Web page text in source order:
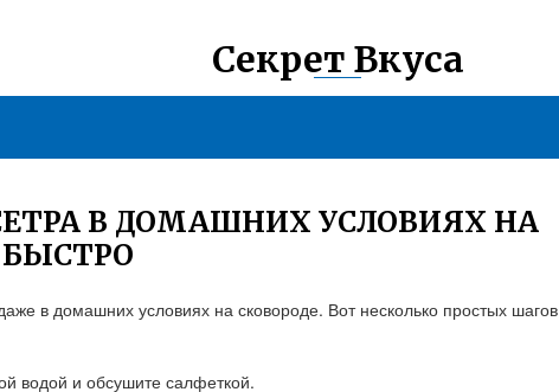
Секрет Вкуса
В ДОМАШНИХ УСЛОВИЯХ НА
БЫСТРО
в домашних условиях на сковороде. Вот несколько простых шагов
водой и обсушите салфеткой.